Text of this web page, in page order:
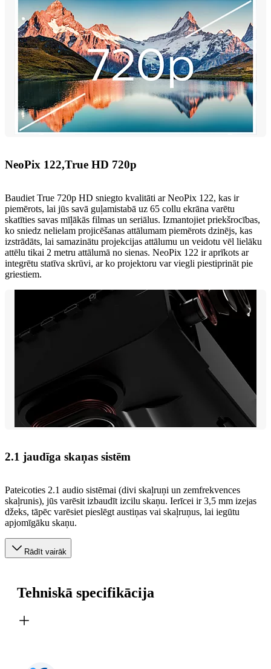
NeoPix 122,True HD 720p
Baudiet True 720p HD sniegto kvalitāti ar NeoPix 122, kas ir
piemērots, lai jūs savā guļamistabā uz 65 collu ekrāna varētu
skatīties savas mīļākās filmas un seriālus. Izmantojiet priekšrocības,
ko sniedz nelielam projicēšanas attālumam piemērots dzinējs, kas
izstrādāts, lai samazinātu projekcijas attālumu un veidotu vēl lielāku
attēlu tikai 2 metru attālumā no sienas. NeoPix 122 ir aprīkots ar
integrētu statīva skrūvi, ar ko projektoru var viegli piestiprināt pie
griestiem.
2.1 jaudīga skaņas sistēm
Pateicoties 2.1 audio sistēmai (divi skaļruņi un zemfrekvences
skaļrunis), jūs varēsit izbaudīt izcilu skaņu. Ierīcei ir 3,5 mm izejas
džeks, tāpēc varēsiet pieslēgt austiņas vai skaļruņus, lai iegūtu
apjomīgāku skaņu.
Rādīt vairāk
Tehniskā specifikācija